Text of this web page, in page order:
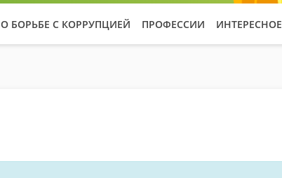
О БОРЬБЕ С КОРРУПЦИЕЙ ПРОФЕССИИ ИНТЕРЕСНОЕ